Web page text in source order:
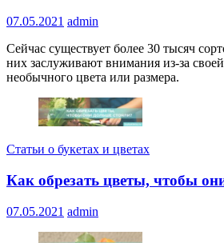
07.05.2021 admin
Сейчас существует более 30 тысяч
них заслуживают внимания из-за
необычного цвета или размера.
Статьи о букетах и цветах
Как обрезать цветы, чтобы
07.05.2021 admin